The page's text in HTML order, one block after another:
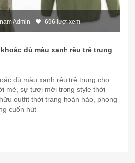
Admin 696 lượt xem
dù màu xanh rêu trẻ trung
dù màu xanh rêu trẻ trung cho
mẻ, sự tươi mới trong style thời
outfit thời trang hoàn hảo, phong
cuốn hút